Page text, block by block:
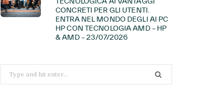
CONCRETI PER GLI UTENTI.
ENTRA NEL MONDO DEGLI AI PC
HP CON TECNOLOGIA AMD – HP
& AMD – 23/07/2026
for: